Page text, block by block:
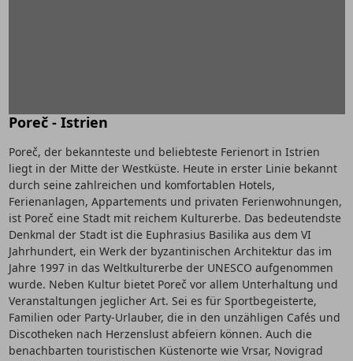
Poreč - Istrien
Poreč, der bekannteste und beliebteste Ferienort in Istrien
liegt in der Mitte der Westküste. Heute in erster Linie bekannt
durch seine zahlreichen und komfortablen Hotels,
Ferienanlagen, Appartements und privaten Ferienwohnungen,
ist Poreč eine Stadt mit reichem Kulturerbe. Das bedeutendste
Denkmal der Stadt ist die Euphrasius Basilika aus dem VI
Jahrhundert, ein Werk der byzantinischen Architektur das im
Jahre 1997 in das Weltkulturerbe der UNESCO aufgenommen
wurde. Neben Kultur bietet Poreč vor allem Unterhaltung und
Veranstaltungen jeglicher Art. Sei es für Sportbegeisterte,
Familien oder Party-Urlauber, die in den unzähligen Cafés und
Discotheken nach Herzenslust abfeiern können. Auch die
benachbarten touristischen Küstenorte wie Vrsar, Novigrad